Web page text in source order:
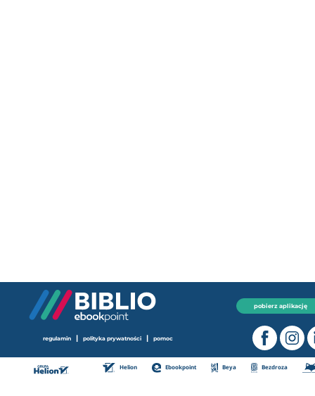
pobierz aplikację
regulamin | polityka prywatności | pomoc
Helion Ebookpoint Beya Bezdroza